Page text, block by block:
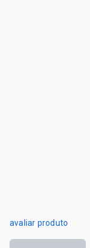
avaliar produto